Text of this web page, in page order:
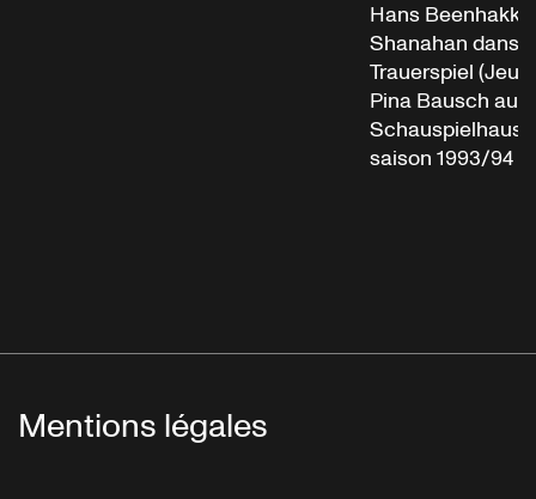
Hans
Shanahan dans
Trauerspiel (Jeu
Pina Bausch au
Schauspielhaus
saison 1993/94
Mentions légales